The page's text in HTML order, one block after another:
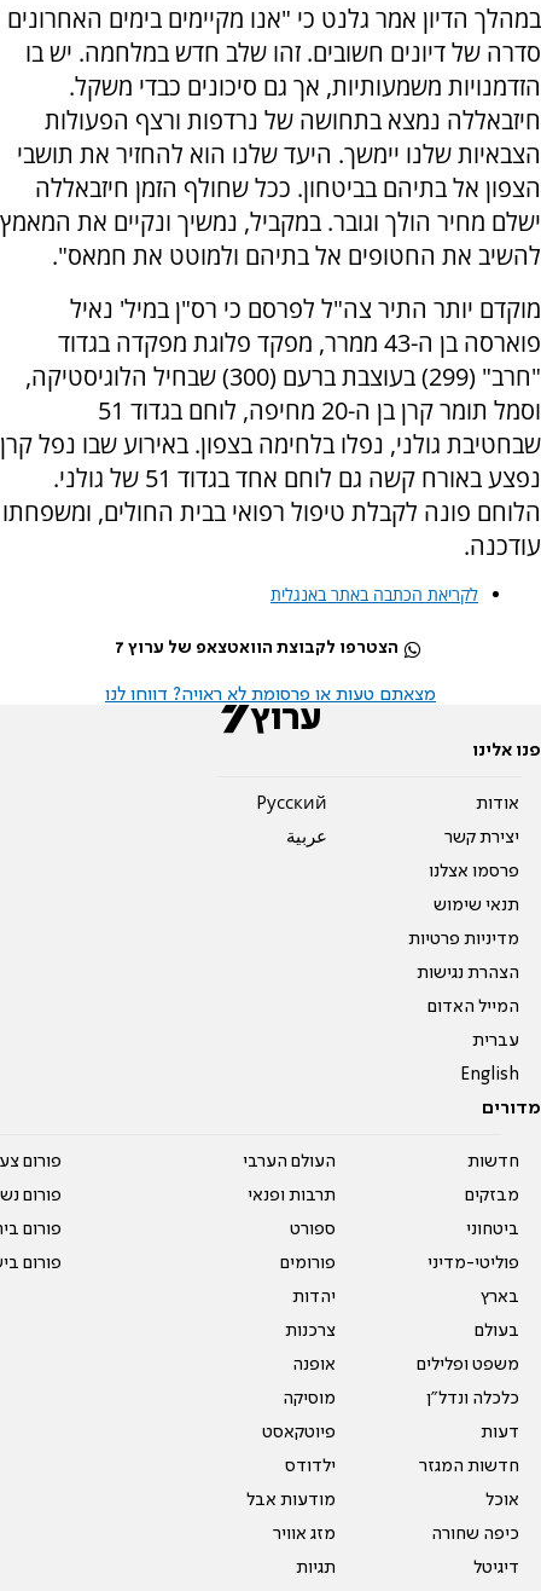
במהלך הדיון אמר גלנט כי "אנו מקיימים בימים האחרונים
סדרה של דיונים חשובים. זהו שלב חדש במלחמה. יש בו
הזדמנויות משמעותיות, אך גם סיכונים כבדי משקל.
חיזבאללה נמצא בתחושה של נרדפות ורצף הפעולות
הצבאיות שלנו יימשך. היעד שלנו הוא להחזיר את תושבי
הצפון אל בתיהם בביטחון. ככל שחולף הזמן חיזבאללה
ישלם מחיר הולך וגובר. במקביל, נמשיך ונקיים את המאמץ
להשיב את החטופים אל בתיהם ולמוטט את חמאס".
מוקדם יותר התיר צה"ל לפרסם כי רס"ן במיל' נאיל
פוארסה בן ה-43 ממרר, מפקד פלוגת מפקדה בגדוד
"חרב" (299) בעוצבת ברעם (300) שבחיל הלוגיסטיקה,
וסמל תומר קרן בן ה-20 מחיפה, לוחם בגדוד 51
שבחטיבת גולני, נפלו בלחימה בצפון. באירוע שבו נפל קרן
נפצע באורח קשה גם לוחם אחד בגדוד 51 של גולני.
הלוחם פונה לקבלת טיפול רפואי בבית החולים, ומשפחתו
עודכנה.
לקריאת הכתבה באתר באנגלית
הצטרפו לקבוצת הוואטצאפ של ערוץ 7
מצאתם טעות או פרסומת לא ראויה? דווחו לנו
פנו אלינו
אודות
יצירת קשר
פרסמו אצלנו
תנאי שימוש
מדיניות פרטיות
הצהרת נגישות
המייל האדום
עברית
English
Pусский
عربية
מדורים
חדשות
מבזקים
ביטחוני
פוליטי-מדיני
בארץ
בעולם
משפט ופלילים
כלכלה ונדל"ן
דעות
חדשות המגזר
אוכל
כיפה שחורה
דיגיטל
העולם הערבי
תרבות ופנאי
ספורט
פורומים
יהדות
צרכנות
אופנה
מוסיקה
פיוטקאסט
ילדודס
מודעות אבל
מזג אוויר
תגיות
פורום
פורום
פורום
פורום